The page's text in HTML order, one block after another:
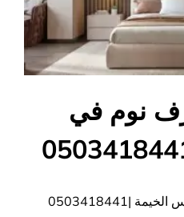
نوم في
فك وتركيب غرف نوم في راس الخيمة |0503418441